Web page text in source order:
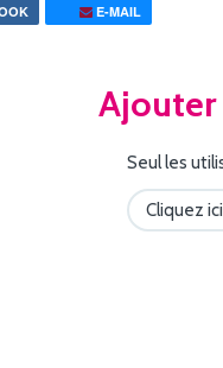
E-MAIL
Seul les
Cliquez